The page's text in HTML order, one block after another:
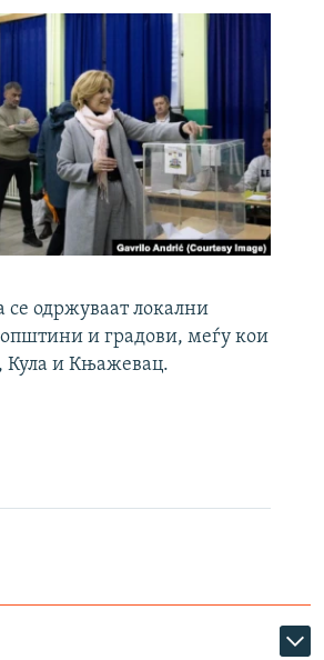
се одржуваат локални
и градови, меѓу кои
Кула и Књажевац.